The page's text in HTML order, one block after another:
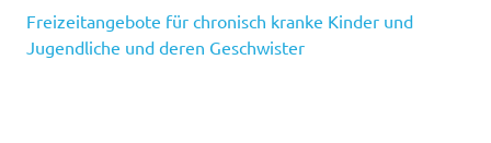
Freizeitangebote für chronisch kranke Kinder und
Jugendliche und deren Geschwister